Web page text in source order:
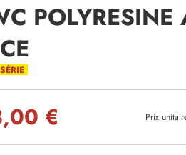
POLYRESINE
€ Prix